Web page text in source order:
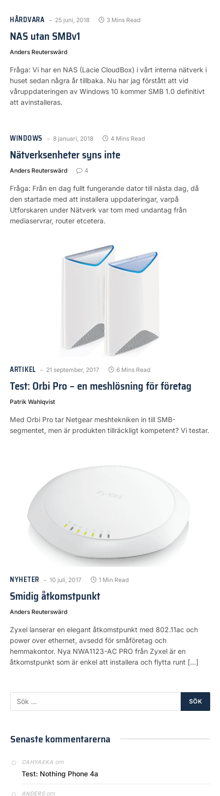
HÅRDVARA 25 juni, 2018 3 Mins Read
NAS utan SMBv1
Anders Reuterswärd
Fråga: Vi har en NAS (Lacie CloudBox) i vårt interna nätverk i
huset sedan några år tillbaka. Nu har jag förstått att vid
våruppdateringen av Windows 10 kommer SMB 1.0 definitivt
att avinstalleras.
WINDOWS 8 januari, 2018 4 Mins Read
Nätverksenheter syns inte
Anders Reuterswärd 4
Fråga: Från en dag fullt fungerande dator till nästa dag, då
den startade med att installera uppdateringar, varpå
Utforskaren under Nätverk var tom med undantag från
mediaservrar, router etcetera.
ARTIKEL 21 september, 2017 6 Mins Read
Test: Orbi Pro – en meshlösning för företag
Patrik Wahlqvist
Med Orbi Pro tar Netgear meshtekniken in till SMB-
segmentet, men är produkten tillräckligt kompetent? Vi testar.
NYHETER 10 juli, 2017 1 Min Read
Smidig åtkomstpunkt
Anders Reuterswärd
Zyxel lanserar en elegant åtkomstpunkt med 802.11ac och
power over ethernet, avsedd för småföretag och
hemmakontor. Nya NWA1123-AC PRO från Zyxel är en
åtkomstpunkt som är enkel att installera och flytta runt […]
Senaste kommentarerna
CAHYAEKA om
Test: Nothing Phone 4a
ANDERSom